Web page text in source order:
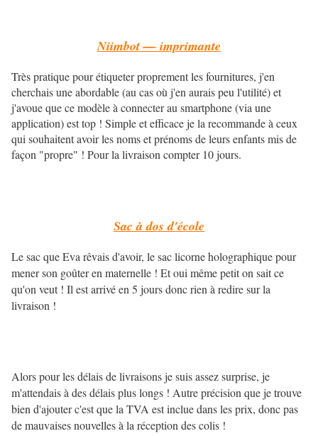
Niimbot — imprimante
Très pratique pour étiqueter proprement les fournitures, j'en
cherchais une abordable (au cas où j'en aurais peu l'utilité) et
j'avoue que ce modèle à connecter au smartphone (via une
application) est top ! Simple et efficace je la recommande à ceux
qui souhaitent avoir les noms et prénoms de leurs enfants mis de
façon "propre" ! Pour la livraison compter 10 jours.
Sac à dos d'école
Le sac que Eva rêvais d'avoir, le sac licorne holographique pour
mener son goûter en maternelle ! Et oui même petit on sait ce
qu'on veut ! Il est arrivé en 5 jours donc rien à redire sur la
livraison !
Alors pour les délais de livraisons je suis assez surprise, je
m'attendais à des délais plus longs ! Autre précision que je trouve
bien d'ajouter c'est que la TVA est inclue dans les prix, donc pas
de mauvaises nouvelles à la réception des colis !